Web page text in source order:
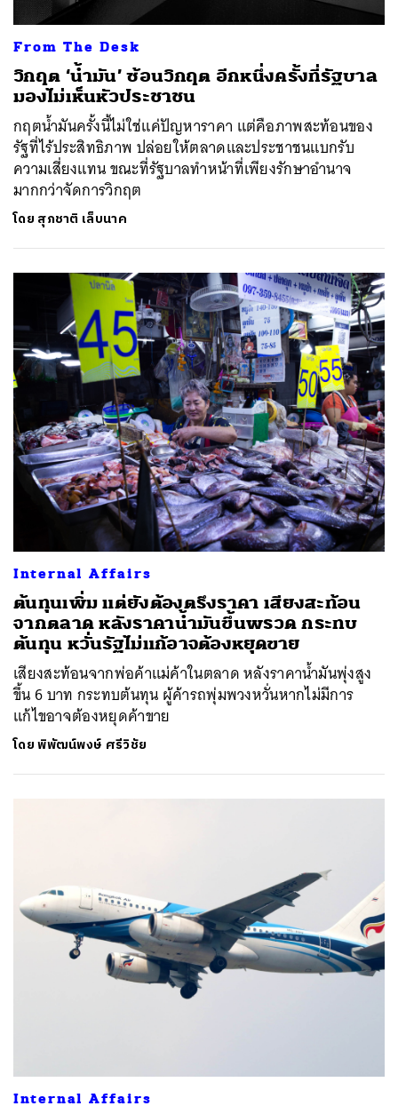
From The Desk
วิกฤต ‘น้ำมัน’ ซ้อนวิกฤต อีกหนึ่งครั้งที่รัฐบาล
มองไม่เห็นหัวประชาชน
กฤตน้ำมันครั้งนี้ไม่ใช่แค่ปัญหาราคา แต่คือภาพสะท้อนของ
รัฐที่ไร้ประสิทธิภาพ ปล่อยให้ตลาดและประชาชนแบกรับ
ความเสี่ยงแทน ขณะที่รัฐบาลทำหน้าที่เพียงรักษาอำนาจ
มากกว่าจัดการวิกฤต
โดย สุภชาติ เล็บนาค
Internal Affairs
ต้นทุนเพิ่ม แต่ยังต้องตรึงราคา เสียงสะท้อน
จากตลาด หลังราคาน้ำมันขึ้นพรวด กระทบ
ต้นทุน หวั่นรัฐไม่แก้อาจต้องหยุดขาย
เสียงสะท้อนจากพ่อค้าแม่ค้าในตลาด หลังราคาน้ำมันพุ่งสูง
ขึ้น 6 บาท กระทบต้นทุน ผู้ค้ารถพุ่มพวงหวั่นหากไม่มีการ
แก้ไขอาจต้องหยุดค้าขาย
โดยพิพัฒน์พงษ์ ศรีวิชัย
Internal Affairs
SHARE TWEET LINE EMAIL